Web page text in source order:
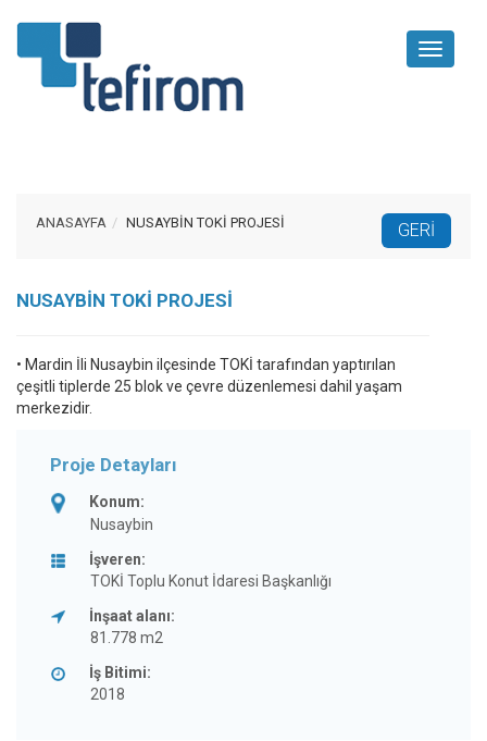
Toggle
ANASAYFA NUSAYBİN TOKİ PROJESİ
NUSAYBİN TOKİ PROJESİ
• Mardin İli Nusaybin ilçesinde TOKİ tarafından yaptırılan
çeşitli tiplerde 25 blok ve çevre düzenlemesi dahil yaşam
merkezidir.
Proje Detayları
Konum:
Nusaybin
İşveren:
TOKİ Toplu Konut İdaresi Başkanlığı
İnşaat alanı:
81.778 m2
İş Bitimi:
2018